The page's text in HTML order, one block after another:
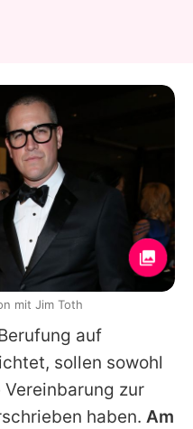
auf
sollen sowohl
Vereinbarung zur
haben. Am
mit Jim Toth